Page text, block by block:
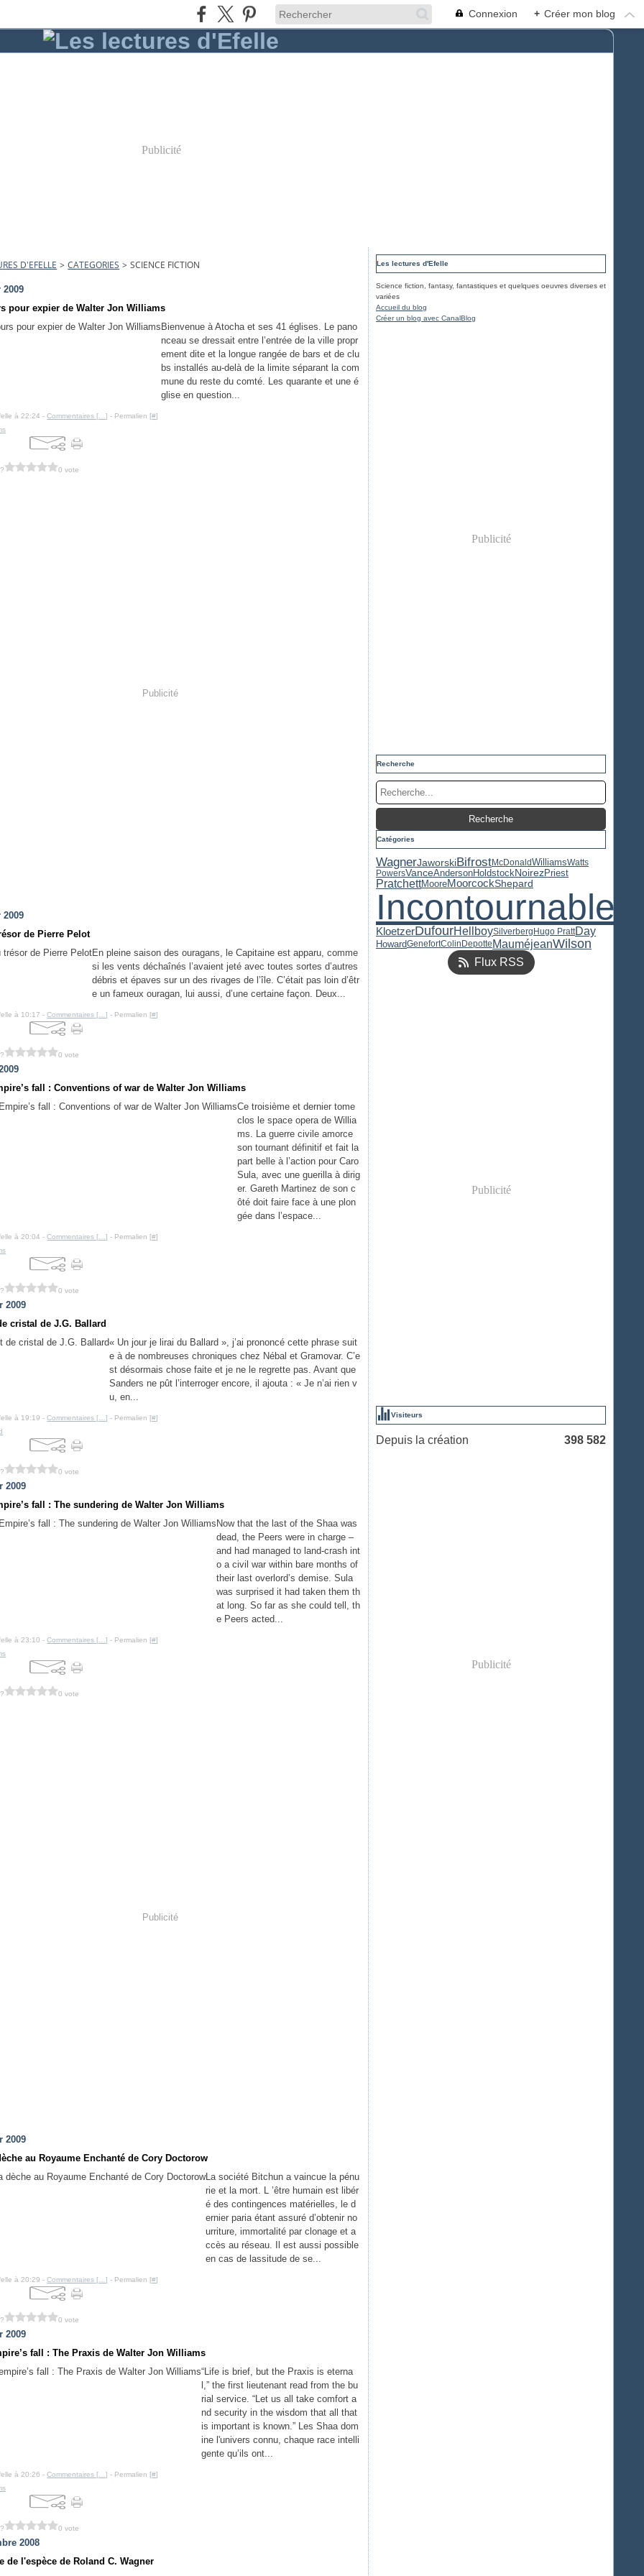
Connexion + Créer mon blog
Publicité
D'EFELLE > CATEGORIES > SCIENCE FICTION
2009
pour expier de Walter Jon Williams
Bienvenue à Atocha et ses 41 églises. Le pano
nceau se dressait entre l’entrée de la ville propr
ement dite et la longue rangée de bars et de clu
bs installés au-delà de la limite séparant la com
mune du reste du comté. Les quarante et une é
glise en question...
à 22:24 -Commentaires [ …] - Permalien [#]
0 vote
Publicité
2009
de Pierre Pelot
En pleine saison des ouragans, le Capitaine est apparu, comme
si les vents déchaînés l’avaient jeté avec toutes sortes d’autres
débris et épaves sur un des rivages de l’île. C’était pas loin d’êtr
e un fameux ouragan, lui aussi, d’une certaine façon. Deux...
à 10:17 -Commentaires [ …] - Permalien [#]
0 vote
fall : Conventions of war de Walter Jon Williams
Ce troisième et dernier tome
clos le space opera de Willia
ms. La guerre civile amorce
son tournant définitif et fait la
part belle à l’action pour Caro
Sula, avec une guerilla à dirig
er. Gareth Martinez de son c
ôté doit faire face à une plon
gée dans l’espace...
à 20:04 -Commentaires [ …] - Permalien [#]
0 vote
2009
cristal de J.G. Ballard
« Un jour je lirai du Ballard », j’ai prononcé cette phrase suit
e à de nombreuses chroniques chez Nébal et Gramovar. C’e
st désormais chose faite et je ne le regrette pas. Avant que
Sanders ne pût l’interroger encore, il ajouta : « Je n’ai rien v
u, en...
à 19:19 -Commentaires [ …] - Permalien [#]
0 vote
2009
fall : The sundering de Walter Jon Williams
Now that the last of the Shaa was
dead, the Peers were in charge –
and had managed to land-crash int
o a civil war within bare months of
their last overlord’s demise. Sula
was surprised it had taken them th
at long. So far as she could tell, th
e Peers acted...
à 23:10 -Commentaires [ …] - Permalien [#]
0 vote
Publicité
2009
au Royaume Enchanté de Cory Doctorow
La société Bitchun a vaincue la pénu
rie et la mort. L ’être humain est libér
é des contingences matérielles, le d
ernier paria étant assuré d’obtenir no
urriture, immortalité par clonage et a
ccès au réseau. Il est aussi possible
en cas de lassitude de se...
à 20:29 -Commentaires [ …] - Permalien [#]
0 vote
2009
fall : The Praxis de Walter Jon Williams
“Life is brief, but the Praxis is eterna
l,” the first lieutenant read from the bu
rial service. “Let us all take comfort a
nd security in the wisdom that all that
is important is known.” Les Shaa dom
ine l'univers connu, chaque race intelli
gente qu’ils ont...
à 20:26 -Commentaires [ …] - Permalien [#]
0 vote
2008
de l'espèce de Roland C. Wagner
Les lectures d'Efelle
Science fiction, fantasy, fantastiques et quelques oeuvres diverses et
variées
Accueil du blog
Créer un blog avec CanalBlog
Publicité
Recherche
Catégories
WagnerJaworskiBifrostMcDonaldWilliamsWatts
PowersVanceAndersonHoldstockNoirezPriest
PratchettMooreMoorcockShepard
Incontournable
KloetzerDufourHellboySilverbergHugo PrattDay
HowardGenefortColin Depotte MauméjeanWilson
Flux RSS
Publicité
Visiteurs
Depuis la création 398 582
Publicité